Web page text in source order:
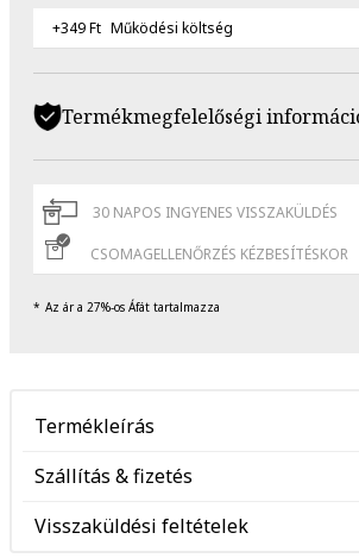
+349 Ft Működési költség
Termékmegfelelőségi
30 NAPOS INGYENES VISSZAKÜLDÉS
CSOMAGELLENŐRZÉS KÉZBESÍTÉSKOR
Az ár a 27%-os Áfát tartalmazza
Termékleírás
Szállítás & fizetés
Visszaküldési feltételek